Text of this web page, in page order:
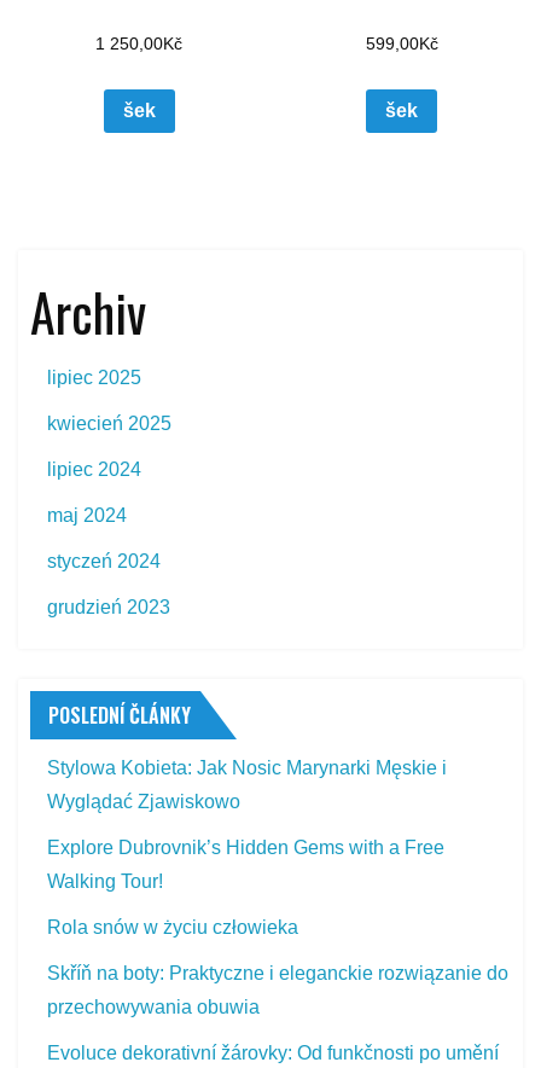
1 250,00Kč
šek
599,00Kč
šek
Archiv
lipiec 2025
kwiecień 2025
lipiec 2024
maj 2024
styczeń 2024
grudzień 2023
POSLEDNÍ ČLÁNKY
Stylowa Kobieta: Jak Nosic Marynarki Męskie i
Wyglądać Zjawiskowo
Explore Dubrovnik’s Hidden Gems with a Free
Walking Tour!
Rola snów w życiu człowieka
Skříň na boty: Praktyczne i eleganckie rozwiązanie do
przechowywania obuwia
Evoluce dekorativní žárovky: Od funkčnosti po umění